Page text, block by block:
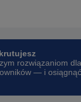
rozwiązaniom dla
— i osiągnąć